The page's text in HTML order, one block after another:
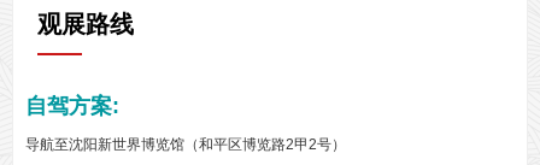
自驾方案:
导航至沈阳新世界博览馆（和平区博览路2甲2号）
观展路线